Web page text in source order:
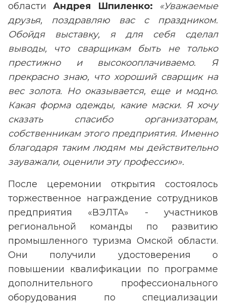
областиАндрея Шпиленко:
«Уважаемые
друзья, поздравляю вас с праздником.
Обойдя выставку, я для себя сделал
выводы, что сварщикам быть не только
престижно и высокооплачиваемо. Я
прекрасно знаю, что хороший сварщик на
вес золота. Но оказывается, еще и модно.
Какая форма одежды, какие маски. Я хочу
сказать спасибо организаторам,
собственникам этого предприятия. Именно
благодаря таким людям мы действительно
зауважали, оценили эту профессию».
После церемонии открытия состоялось
торжественное награждение сотрудников
предприятия «ВЭЛТА» - участников
региональной команды по развитию
промышленного туризма Омской области.
Они получили удостоверения о
повышении квалификации по программе
дополнительного профессионального
оборудования по специализации